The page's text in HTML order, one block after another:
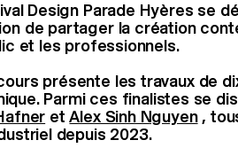
Design Parade Hyères se
de partager la création
et les professionnels.
présente les travaux de
Parmi ces finalistes se
etAlex Sinh Nguyen,
depuis 2023.